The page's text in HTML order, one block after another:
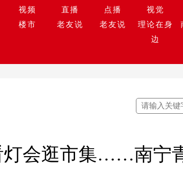
视频 直播 点播 视觉
楼市 老友说 老友说
理论在身
边
灯会逛市集……南宁